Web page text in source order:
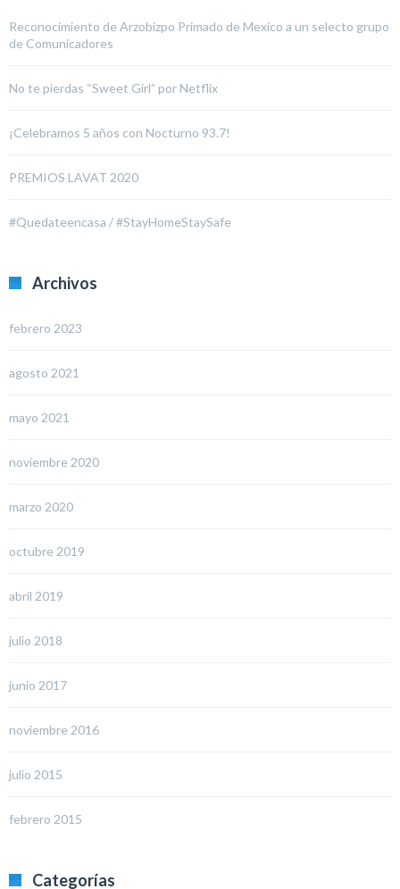
Reconocimiento de Arzobizpo Primado de Mexico a un selecto grupo
de Comunicadores
No te pierdas “Sweet Girl” por Netflix
¡Celebramos 5 años con Nocturno 93.7!
PREMIOS LAVAT 2020
#Quedateencasa / #StayHomeStaySafe
Archivos
febrero 2023
agosto 2021
mayo 2021
noviembre 2020
marzo 2020
octubre 2019
abril 2019
julio 2018
junio 2017
noviembre 2016
julio 2015
febrero 2015
Categorías